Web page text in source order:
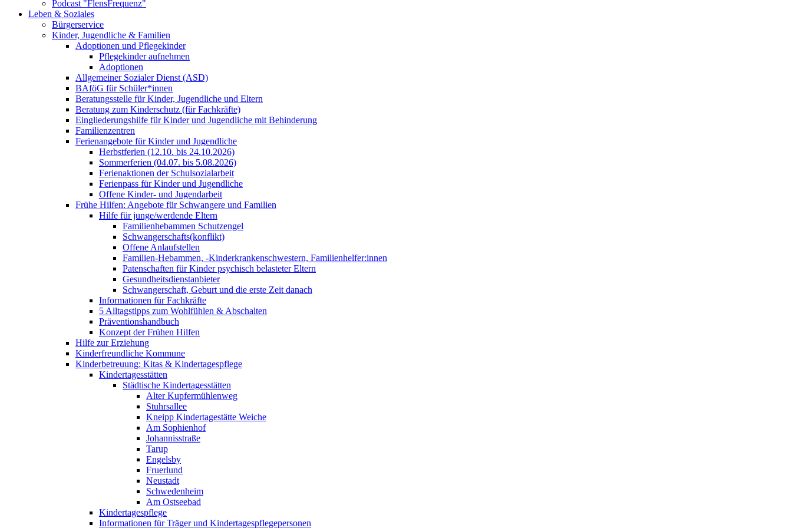
Podcast "FlensFrequenz"
Leben & Soziales
Bürgerservice
Kinder, Jugendliche & Familien
Adoptionen und Pflegekinder
Pflegekinder aufnehmen
Adoptionen
Allgemeiner Sozialer Dienst (ASD)
BAföG für Schüler*innen
Beratungsstelle für Kinder, Jugendliche und Eltern
Beratung zum Kinderschutz (für Fachkräfte)
Eingliederungshilfe für Kinder und Jugendliche mit Behinderung
Familienzentren
Ferienangebote für Kinder und Jugendliche
Herbstferien (12.10. bis 24.10.2026)
Sommerferien (04.07. bis 5.08.2026)
Ferienaktionen der Schulsozialarbeit
Ferienpass für Kinder und Jugendliche
Offene Kinder- und Jugendarbeit
Frühe Hilfen: Angebote für Schwangere und Familien
Hilfe für junge/werdende Eltern
Familienhebammen Schutzengel
Schwangerschafts(konflikt)
Offene Anlaufstellen
Familien-Hebammen, -Kinderkrankenschwestern, Familienhelfer:innen
Patenschaften für Kinder psychisch belasteter Eltern
Gesundheitsdienstanbieter
Schwangerschaft, Geburt und die erste Zeit danach
Informationen für Fachkräfte
5 Alltagstipps zum Wohlfühlen & Abschalten
Präventionshandbuch
Konzept der Frühen Hilfen
Hilfe zur Erziehung
Kinderfreundliche Kommune
Kinderbetreuung: Kitas & Kindertagespflege
Kindertagesstätten
Städtische Kindertagesstätten
Alter Kupfermühlenweg
Stuhrsallee
Kneipp Kindertagestätte Weiche
Am Sophienhof
Johannisstraße
Tarup
Engelsby
Fruerlund
Neustadt
Schwedenheim
Am Ostseebad
Kindertagespflege
Informationen für Träger und Kindertagespflegepersonen